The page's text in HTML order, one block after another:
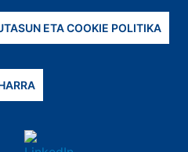
ETA COOKIE POLITIKA